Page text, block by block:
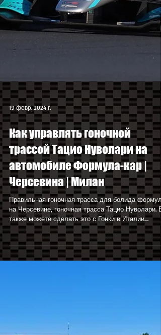
19 февр. 2024 г.
Как управлять гоночной
трассой Тацио Нуволари на
также можете сделать это с Гонки в Италии....